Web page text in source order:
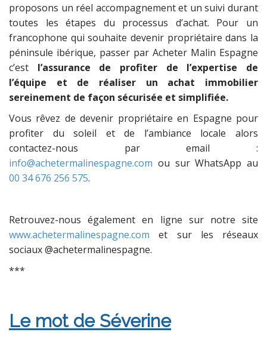
proposons un réel accompagnement et un suivi durant
toutes les étapes du processus d’achat. Pour un
francophone qui souhaite devenir propriétaire dans la
péninsule ibérique, passer par Acheter Malin Espagne
c’est l’assurance de profiter de l’expertise de
l’équipe et de réaliser un achat immobilier
sereinement de façon sécurisée et simplifiée.
Vous rêvez de devenir propriétaire en Espagne pour
profiter du soleil et de l’ambiance locale alors
contactez-nous par email :
info@achetermalinespagne.com ou sur WhatsApp au
00 34 676 256 575.
Retrouvez-nous également en ligne sur notre site
www.achetermalinespagne.com et sur les réseaux
sociaux @achetermalinespagne.
***
Le mot de Séverine